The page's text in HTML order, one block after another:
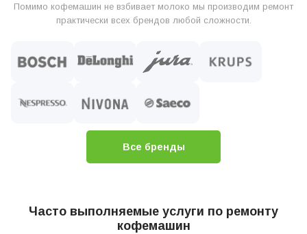
Помимо кофемашин не взбивает молоко мы производим ремонт
практически всех брендов любой сложности.
Все бренды
Часто выполняемые услуги по ремонту
кофемашин